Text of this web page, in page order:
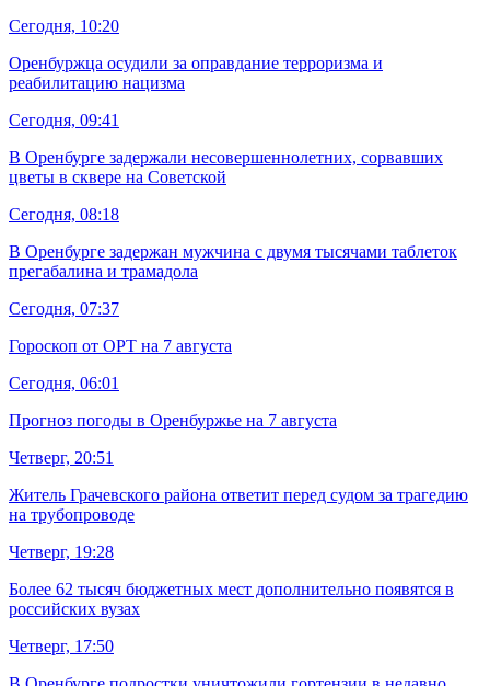
Сегодня, 10:20
Оренбуржца осудили за оправдание терроризма и
реабилитацию нацизма
Сегодня, 09:41
В Оренбурге задержали несовершеннолетних, сорвавших
цветы в сквере на Советской
Сегодня, 08:18
В Оренбурге задержан мужчина с двумя тысячами таблеток
прегабалина и трамадола
Сегодня, 07:37
Гороскоп от ОРТ на 7 августа
Сегодня, 06:01
Прогноз погоды в Оренбуржье на 7 августа
Четверг, 20:51
Житель Грачевского района ответит перед судом за трагедию
на трубопроводе
Четверг, 19:28
Более 62 тысяч бюджетных мест дополнительно появятся в
российских вузах
Четверг, 17:50